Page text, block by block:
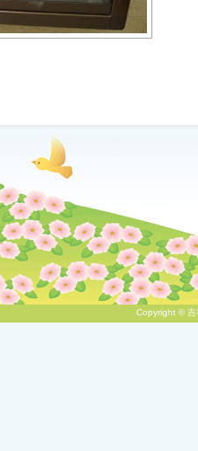
Copyright © 吉